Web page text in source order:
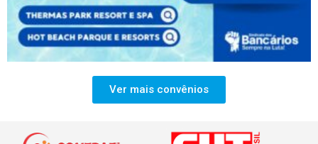
Ver mais convênios